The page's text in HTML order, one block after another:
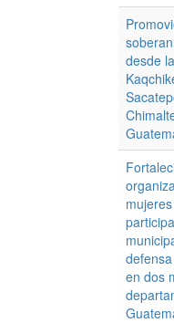
desde
en dos